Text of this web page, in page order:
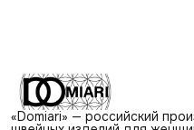
«Domiari» — российский